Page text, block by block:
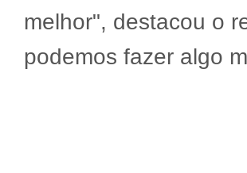
melhor", destacou o
podemos fazer algo